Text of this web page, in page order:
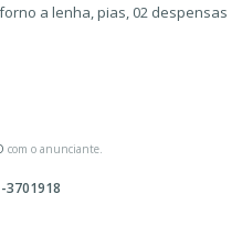
a lenha, pias, 02 despensas
com o anunciante.
3701918